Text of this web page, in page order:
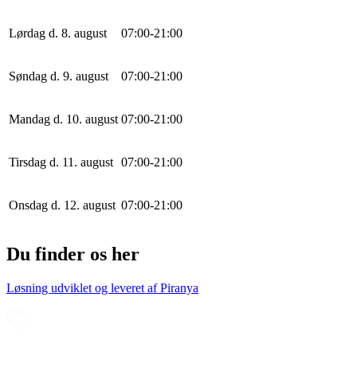
Lørdag d. 8. august 07:00-21 :00
Søndag d. 9. august 07:00-21 :00
Mandag d. 10. august 07:00-21 :00
Tirsdag d. 11. august 07:00-21 :00
Onsdag d. 12. august 07:00-21 :00
Du finder os her
Løsning udviklet og leveret afPiranya